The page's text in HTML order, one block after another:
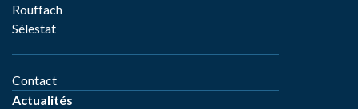
Rouffach
Sélestat
Contact
Actualités